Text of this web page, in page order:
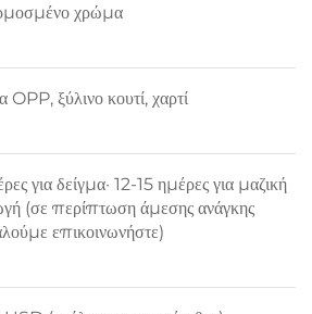
χρώμα
OPP, ξύλινο κουτί, χαρτί
για δείγμα· 12-15 ημέρες για μαζική
(σε περίπτωση άμεσης ανάγκης
επικοινωνήστε)